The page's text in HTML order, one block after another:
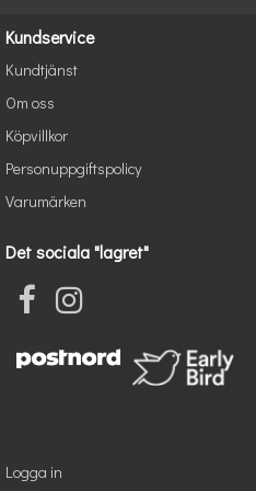
Kundservice
Kundtjänst
Om oss
Köpvillkor
Personuppgiftspolicy
Varumärken
Det sociala "lagret"
Logga in